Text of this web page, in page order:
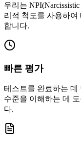
우리는
리적 척도를 사용하
합니다.
빠른 평가
테스트를 완료하는 데
수준을 이해하는 데
다.